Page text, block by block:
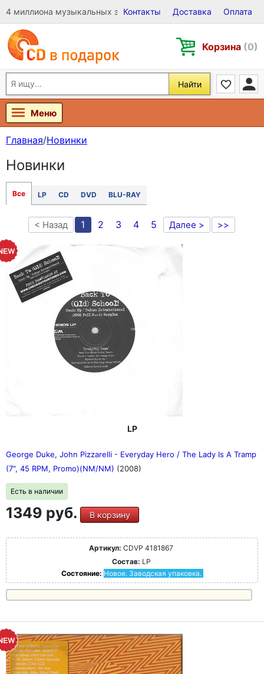
4 миллиона музыкальных записей на Виниле, CD и DVD
Контакты Доставка Оплата
Корзина (0)
Найти
Меню
Главная/Новинки
Новинки
Все LP CD DVD BLU-RAY
< Назад 1 2 3 4 5 Далее > >>
LP
George Duke, John Pizzarelli - Everyday Hero / The Lady Is A Tramp
(7", 45 RPM, Promo)(NM/NM) (2008)
Есть в наличии
1349 руб. В корзину
Артикул: CDVP 4181867
Состав: LP
Состояние: Новое. Заводская упаковка.